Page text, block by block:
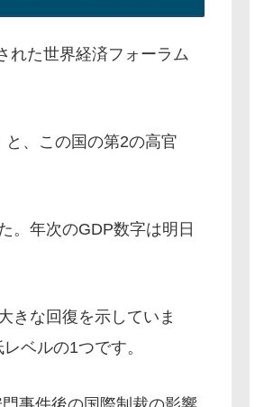
れた世界経済フォーラム
と、この国の第2の高官
。年次のGDP数字は明日
きな回復を示していま
ベルの1つです。